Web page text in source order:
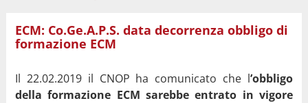
ECM: Co.Ge.A.P.S. data decorrenza obbligo di
formazione ECM
Il 22.02.2019 il CNOP ha comunicato che l’obbligo
della formazione ECM sarebbe entrato in vigore